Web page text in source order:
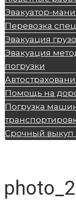
Эвакуатор-
Перевозка
Эвакуация
Эвакуация
погрузки
Помощь на
Погрузка
Срочный выкуп